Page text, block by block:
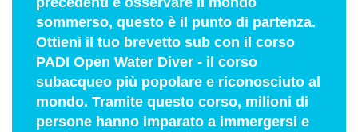
sommerso, questo è il punto di partenza.
Ottieni il tuo brevetto sub con il corso
PADI Open Water Diver - il corso
subacqueo più popolare e riconosciuto al
mondo. Tramite questo corso, milioni di
persone hanno imparato a immergersi e